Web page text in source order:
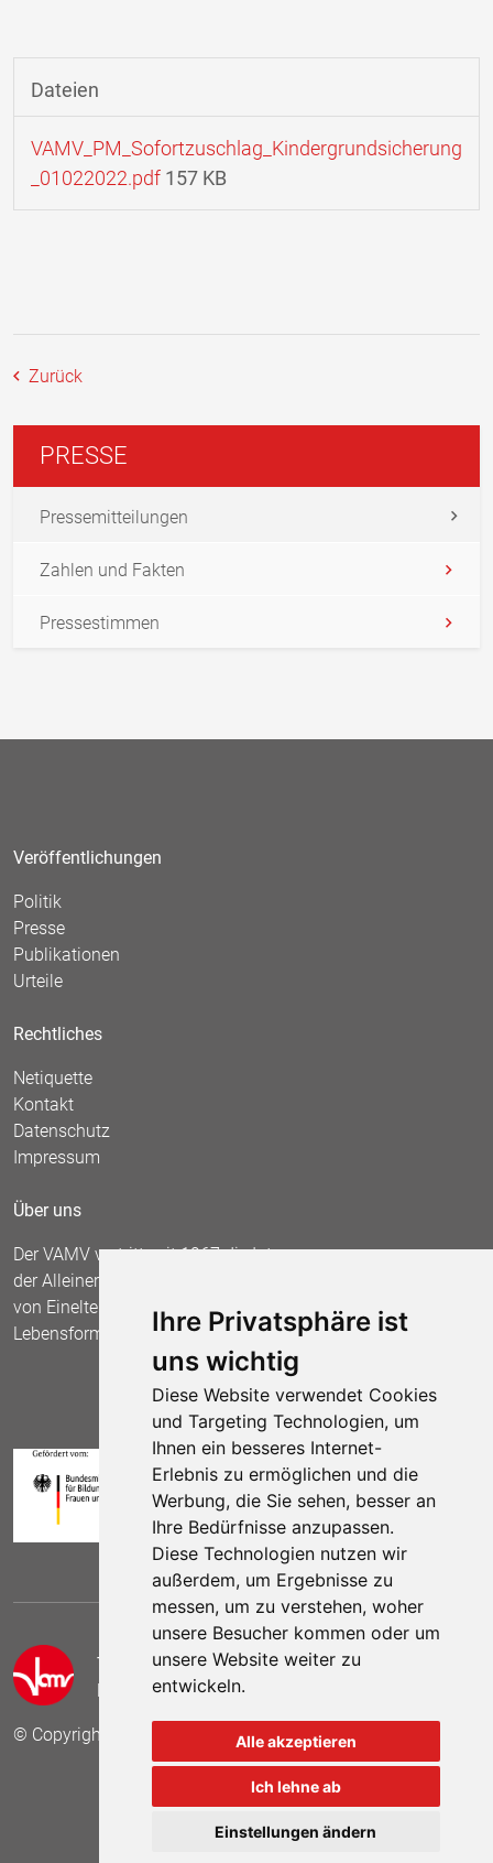
Ihre Privatsphäre ist
uns wichtig
Diese Website verwendet Cookies
und Targeting Technologien, um
Ihnen ein besseres Internet-
Erlebnis zu ermöglichen und die
Werbung, die Sie sehen, besser an
Ihre Bedürfnisse anzupassen.
Diese Technologien nutzen wir
außerdem, um Ergebnisse zu
messen, um zu verstehen, woher
unsere Besucher kommen oder um
unsere Website weiter zu
entwickeln.
Alle akzeptieren
Ich lehne ab
Einstellungen ändern
Dateien
VAMV_PM_Sofortzuschlag_Kindergrundsicherung
_01022022.pdf 157 KB
Zurück
PRESSE
Pressemitteilungen
Zahlen und Fakten
Pressestimmen
Veröffentlichungen
Politik
Presse
Publikationen
Urteile
Rechtliches
Netiquette
Kontakt
Datenschutz
Impressum
Über uns
Der VAMV vertritt seit 1967 die Interessen
der Alleinerziehenden und fordert die Anerkennung
von Einelternfamilien als gleichberechtigte
Lebensform.
Telefon:(030) 69 59 78 6
E-Mail:
kontakt (at) vamv.de
© Copyright 2024 VAMV Bundesverband e.V.
Besuchen Sie uns